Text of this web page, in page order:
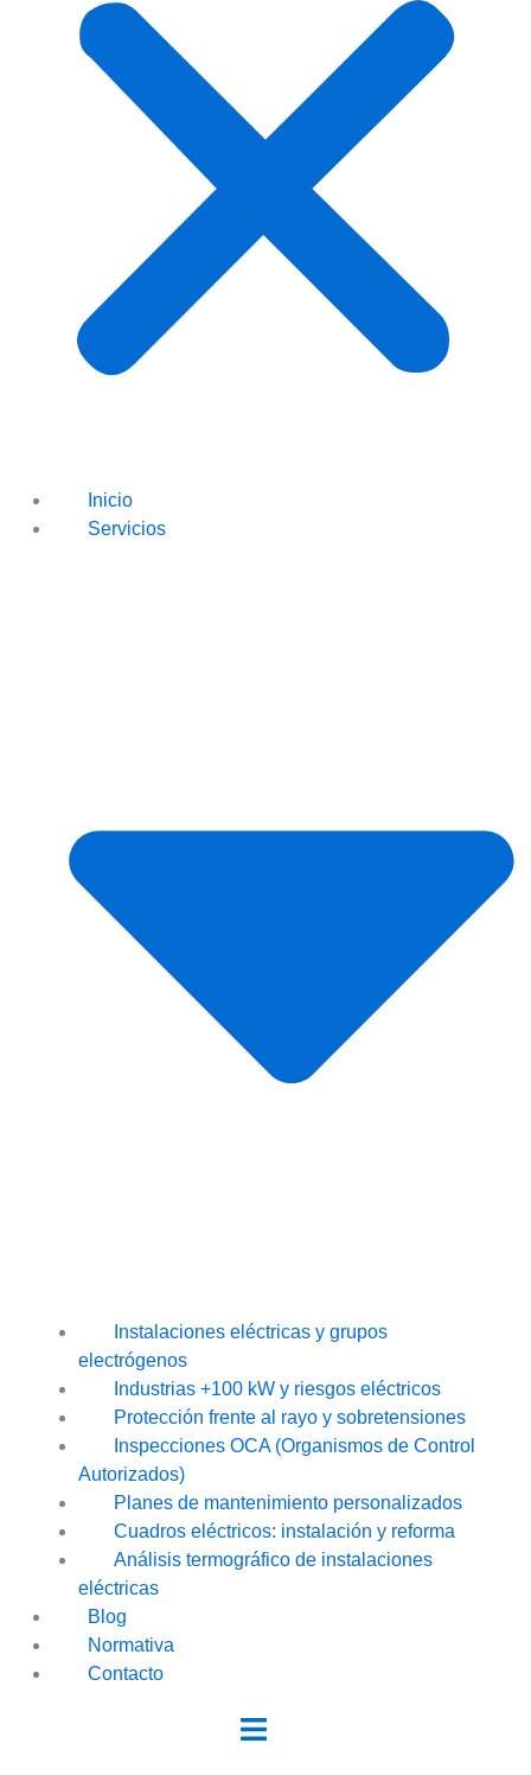
Inicio
Servicios
Instalaciones eléctricas y grupos
electrógenos
Industrias +100 kW y riesgos eléctricos
Protección frente al rayo y sobretensiones
Inspecciones OCA (Organismos de Control
Autorizados)
Planes de mantenimiento personalizados
Cuadros eléctricos: instalación y reforma
Análisis termográfico de instalaciones
eléctricas
Blog
Normativa
Contacto